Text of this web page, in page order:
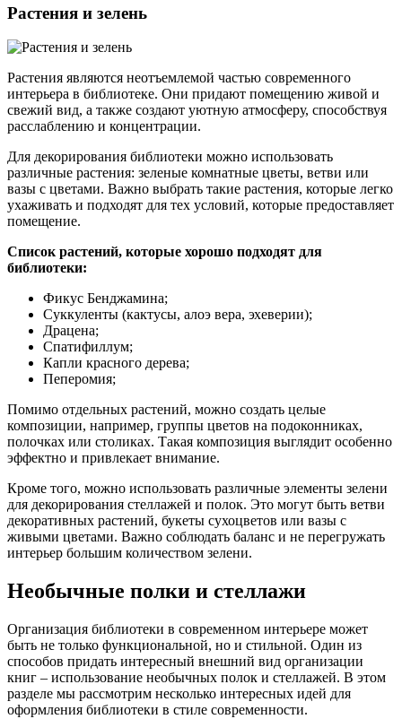
Растения и зелень
Растения являются неотъемлемой частью современного
интерьера в библиотеке. Они придают помещению живой и
свежий вид, а также создают уютную атмосферу, способствуя
расслаблению и концентрации.
Для декорирования библиотеки можно использовать
различные растения: зеленые комнатные цветы, ветви или
вазы с цветами. Важно выбрать такие растения, которые легко
ухаживать и подходят для тех условий, которые предоставляет
помещение.
Список растений, которые хорошо подходят для
библиотеки:
Фикус Бенджамина;
Суккуленты (кактусы, алоэ вера, эхеверии);
Драцена;
Спатифиллум;
Капли красного дерева;
Пеперомия;
Помимо отдельных растений, можно создать целые
композиции, например, группы цветов на подоконниках,
полочках или столиках. Такая композиция выглядит особенно
эффектно и привлекает внимание.
Кроме того, можно использовать различные элементы зелени
для декорирования стеллажей и полок. Это могут быть ветви
декоративных растений, букеты сухоцветов или вазы с
живыми цветами. Важно соблюдать баланс и не перегружать
интерьер большим количеством зелени.
Необычные полки и стеллажи
Организация библиотеки в современном интерьере может
быть не только функциональной, но и стильной. Один из
способов придать интересный внешний вид организации
книг – использование необычных полок и стеллажей. В этом
разделе мы рассмотрим несколько интересных идей для
оформления библиотеки в стиле современности.